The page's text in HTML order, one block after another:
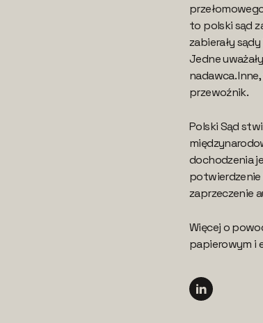
to polski sąd
zabierały
Jedne
nadawca.
przewoźnik.
Polski Sąd
dochodzenia
potwierdzenie
zaprzeczenie
Więcej o
papierowym i